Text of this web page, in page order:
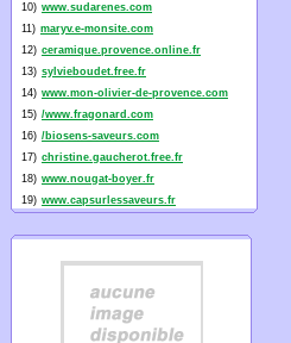
10) www.sudarenes.com
11) maryv.e-monsite.com
12) ceramique.provence.online.fr
13) sylvieboudet.free.fr
14) www.mon-olivier-de-provence.com
15) /www.fragonard.com
16) /biosens-saveurs.com
17) christine.gaucherot.free.fr
18) www.nougat-boyer.fr
19) www.capsurlessaveurs.fr